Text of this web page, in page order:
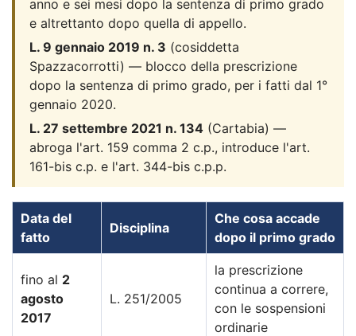
anno e sei mesi dopo la sentenza di primo grado
e altrettanto dopo quella di appello.
L. 9 gennaio 2019 n. 3 (cosiddetta
Spazzacorrotti) — blocco della prescrizione
dopo la sentenza di primo grado, per i fatti dal 1°
gennaio 2020.
L. 27 settembre 2021 n. 134 (Cartabia) —
abroga l'art. 159 comma 2 c.p., introduce l'art.
161-bis c.p. e l'art. 344-bis c.p.p.
Data del
fatto
Disciplina
Che cosa accade
dopo il primo grado
fino al 2
agosto
2017
L. 251/2005
la prescrizione
continua a correre,
con le sospensioni
ordinarie